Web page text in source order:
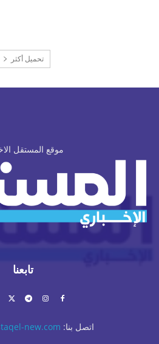
تحميل أكثر
موقع المستقل
تابعنا
اتصل بنا: new.com